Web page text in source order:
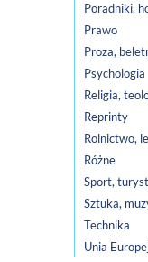
Poradniki,
Prawo
Proza,
Psychologia
Religia,
Reprinty
Rolnictwo,
Różne
Sport,
Sztuka,
Technika
Unia